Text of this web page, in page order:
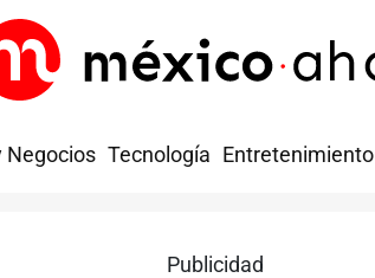
Negocios Tecnología Entretenimiento
Publicidad